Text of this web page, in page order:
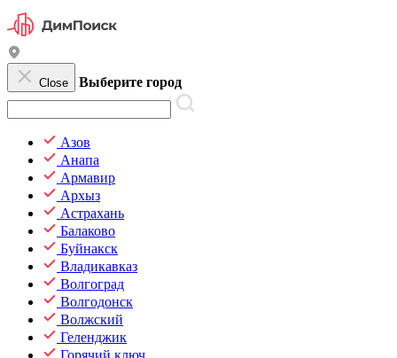
Close Выберите город
Азов
Анапа
Армавир
Архыз
Астрахань
Балаково
Буйнакск
Владикавказ
Волгоград
Волгодонск
Волжский
Геленджик
Горячий ключ